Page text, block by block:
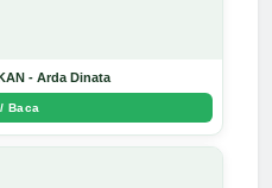
- Arda Dinata
Baca